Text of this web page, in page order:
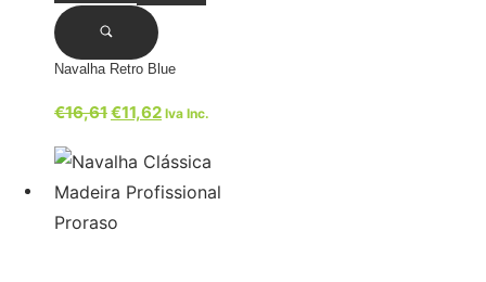
Navalha Retro Blue
€16,61€11,62 Iva Inc.